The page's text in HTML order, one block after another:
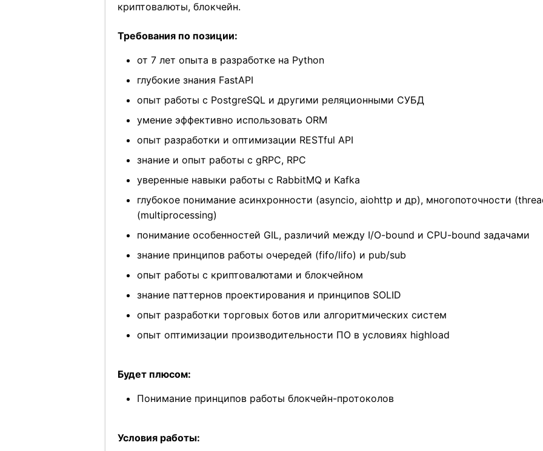
криптовалюты, блокчейн.
Требования по позиции:
от 7 лет опыта в разработке на Python
глубокие знания FastAPI
опыт работы с PostgreSQL и другими реляционными СУБД
умение эффективно использовать ORM
опыт разработки и оптимизации RESTful API
знание и опыт работы с gRPC, RPC
уверенные навыки работы с RabbitMQ и Kafka
глубокое понимание асинхронности (asyncio, aiohttp и др), многопоточности
(multiprocessing)
понимание особенностей GIL, различий между I/O-bound и CPU-bound задачами
знание принципов работы очередей (fifo/lifo) и pub/sub
опыт работы с криптовалютами и блокчейном
знание паттернов проектирования и принципов SOLID
опыт разработки торговых ботов или алгоритмических систем
опыт оптимизации производительности ПО в условиях highload
Будет плюсом:
Понимание принципов работы блокчейн-протоколов
Условия работы: